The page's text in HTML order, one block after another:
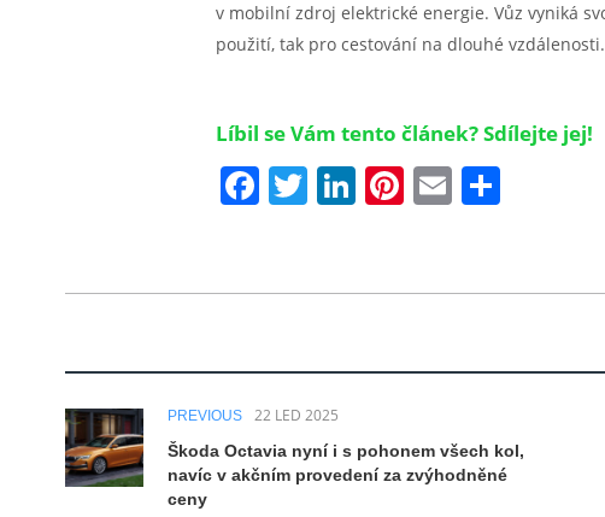
v mobilní zdroj elektrické energie. Vůz vyniká
použití, tak pro cestování na dlouhé vzdálenosti.
Líbil se Vám tento článek? Sdílejte jej!
Facebook
Twitter
LinkedIn
Pinterest
EmailShare
PREVIOUS 22 LED 2025
Škoda Octavia nyní i s pohonem všech kol,
navíc v akčním provedení za zvýhodněné
ceny